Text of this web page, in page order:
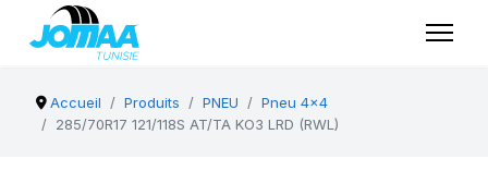
Accueil Produits PNEU
Pneu 4x4
285/70R17 121/118S AT/TA KO3 LRD (RWL)